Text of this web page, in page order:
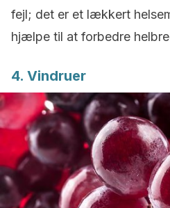
fejl; det er et lækkert
hjælpe til at forbedre
4. Vindruer